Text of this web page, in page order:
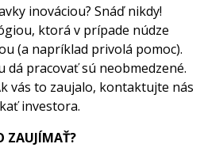
inováciou? Snáď nikdy!
ktorá v prípade núdze
(a napríklad privolá pomoc).
pracovať sú neobmedzené.
vás to zaujalo, kontaktujte nás
investora.
ZAUJÍMAŤ?